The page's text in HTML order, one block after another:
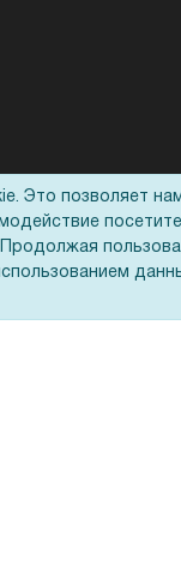
Это позволяет